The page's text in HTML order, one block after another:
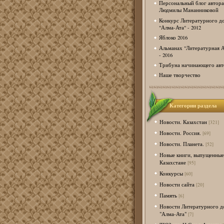
Персональный блог
Людмилы Мананниковой
Конкурс Литературного
"Алма-Ата" - 2012
Яблоко 2016
Альманах "Литературная
- 2016
Трибуна начинающего
Наше творчество
Категории раздела
Новости. Казахстан [321]
Новости. Россия. [69]
Новости. Планета. [52]
Новые книги,
Казахстане [95]
Конкурсы [60]
Новости сайта [20]
Память [6]
Новости Литературного
"Алма-Ата" [7]